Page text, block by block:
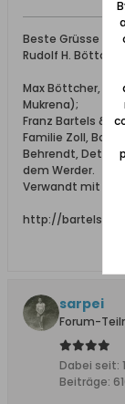
Beste Grüsse
Rudolf H. Böttcher
Max Böttcher,
Mukrena);
Franz Bartels &
Familie Zoll,
Behrendt, Detlaff
dem Werder.
Verwandt mit den
http://bartels-
sarpei
Forum-
Dabei seit:
Beiträge: